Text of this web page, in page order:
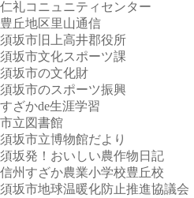
仁礼コニュニティセンター
豊丘地区里山通信
須坂市旧上高井郡役所
須坂市文化スポーツ課
須坂市の文化財
須坂市のスポーツ振興
すざかde生涯学習
市立図書館
須坂市立博物館だより
須坂発！おいしい農作物日記
信州すざか農業小学校豊丘校
須坂市地球温暖化防止推進協議会